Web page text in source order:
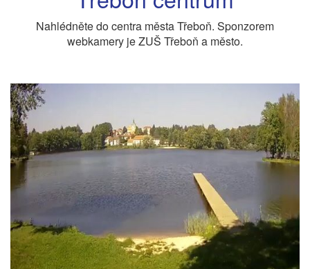
Nahlédněte do centra města Třeboň. Sponzorem
webkamery je ZUŠ Třeboň a město.